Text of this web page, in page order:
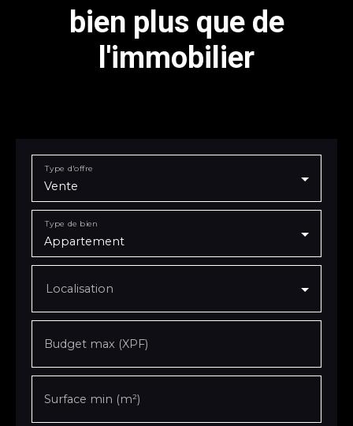
bien plus que de
l'immobilier
Vente
Type d'offre
Appartement
Type de bien
Localisation
Budget max (XPF)
Surface min (m²)